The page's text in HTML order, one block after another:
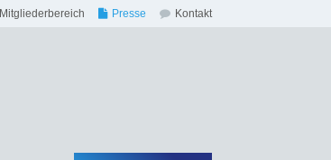
Kontakt
Presse
Mitgliederbereich